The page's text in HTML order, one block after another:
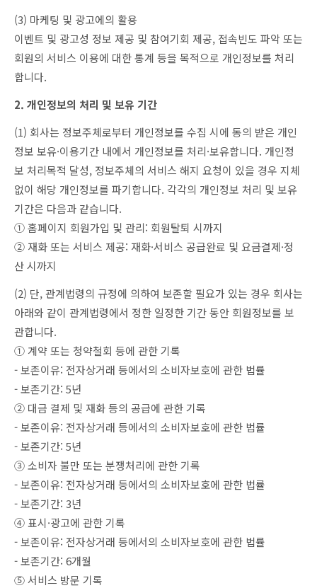
(3) 마케팅 및 광고에의 활용
이벤트 및 광고성 정보 제공 및 참여기회 제공, 접속빈도 파악 또는
회원의 서비스 이용에 대한 통계 등을 목적으로 개인정보를 처리
합니다.
2. 개인정보의 처리 및 보유 기간
(1) 회사는 정보주체로부터 개인정보를 수집 시에 동의 받은 개인
정보 보유·이용기간 내에서 개인정보를 처리·보유합니다. 개인정
보 처리목적 달성, 정보주체의 서비스 해지 요청이 있을 경우 지체
없이 해당 개인정보를 파기합니다. 각각의 개인정보 처리 및 보유
기간은 다음과 같습니다.
① 홈페이지 회원가입 및 관리: 회원탈퇴 시까지
② 재화 또는 서비스 제공: 재화·서비스 공급완료 및 요금결제·정
산 시까지
(2) 단, 관계법령의 규정에 의하여 보존할 필요가 있는 경우 회사는
아래와 같이 관계법령에서 정한 일정한 기간 동안 회원정보를 보
관합니다.
① 계약 또는 청약철회 등에 관한 기록
- 보존이유: 전자상거래 등에서의 소비자보호에 관한 법률
- 보존기간: 5년
② 대금 결제 및 재화 등의 공급에 관한 기록
- 보존이유: 전자상거래 등에서의 소비자보호에 관한 법률
- 보존기간: 5년
③ 소비자 불만 또는 분쟁처리에 관한 기록
- 보존이유: 전자상거래 등에서의 소비자보호에 관한 법률
- 보존기간: 3년
④ 표시·광고에 관한 기록
- 보존이유: 전자상거래 등에서의 소비자보호에 관한 법률
- 보존기간: 6개월
⑤ 서비스 방문 기록